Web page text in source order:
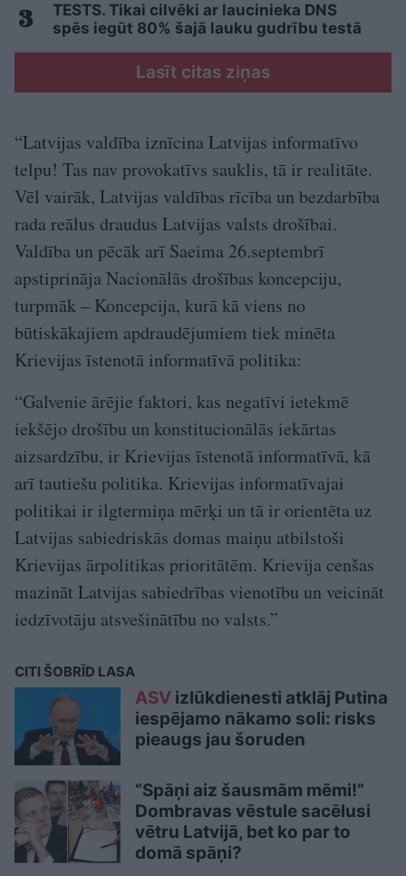
TESTS. Tikai cilvēki ar laucinieka DNS
spēs iegūt 80% šajā lauku gudrību testā
Lasīt citas ziņas
“Latvijas valdība iznīcina Latvijas informatīvo
telpu! Tas nav provokatīvs sauklis, tā ir realitāte.
Vēl vairāk, Latvijas valdības rīcība un bezdarbība
rada reālus draudus Latvijas valsts drošībai.
Valdība un pēcāk arī Saeima 26.septembrī
apstiprināja Nacionālās drošības koncepciju,
turpmāk – Koncepcija, kurā kā viens no
būtiskākajiem apdraudējumiem tiek minēta
Krievijas īstenotā informatīvā politika:
“Galvenie ārējie faktori, kas negatīvi ietekmē
iekšējo drošību un konstitucionālās iekārtas
aizsardzību, ir Krievijas īstenotā informatīvā, kā
arī tautiešu politika. Krievijas informatīvajai
politikai ir ilgtermiņa mērķi un tā ir orientēta uz
Latvijas sabiedriskās domas maiņu atbilstoši
Krievijas ārpolitikas prioritātēm. Krievija cenšas
mazināt Latvijas sabiedrības vienotību un veicināt
iedzīvotāju atsvešinātību no valsts.”
CITI ŠOBRĪD LASA
ASV izlūkdienesti atklāj Putina
iespējamo nākamo soli: risks
pieaugs jau šoruden
“Spāņi aiz šausmām mēmi!”
Dombravas vēstule sacēlusi
vētru Latvijā, bet ko par to
domā spāņi?